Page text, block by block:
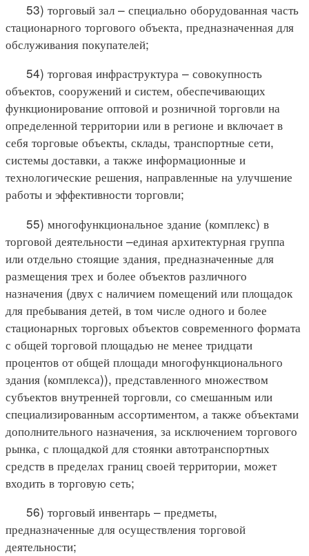
53) торговый зал – специально оборудованная часть
стационарного торгового объекта, предназначенная для
обслуживания покупателей;
54) торговая инфраструктура – совокупность
объектов, сооружений и систем, обеспечивающих
функционирование оптовой и розничной торговли на
определенной территории или в регионе и включает в
себя торговые объекты, склады, транспортные сети,
системы доставки, а также информационные и
технологические решения, направленные на улучшение
работы и эффективности торговли;
55) многофункциональное здание (комплекс) в
торговой деятельности –единая архитектурная группа
или отдельно стоящие здания, предназначенные для
размещения трех и более объектов различного
назначения (двух с наличием помещений или площадок
для пребывания детей, в том числе одного и более
стационарных торговых объектов современного формата
с общей торговой площадью не менее тридцати
процентов от общей площади многофункционального
здания (комплекса)), представленного множеством
субъектов внутренней торговли, со смешанным или
специализированным ассортиментом, а также объектами
дополнительного назначения, за исключением торгового
рынка, с площадкой для стоянки автотранспортных
средств в пределах границ своей территории, может
входить в торговую сеть;
56) торговый инвентарь – предметы,
предназначенные для осуществления торговой
деятельности;